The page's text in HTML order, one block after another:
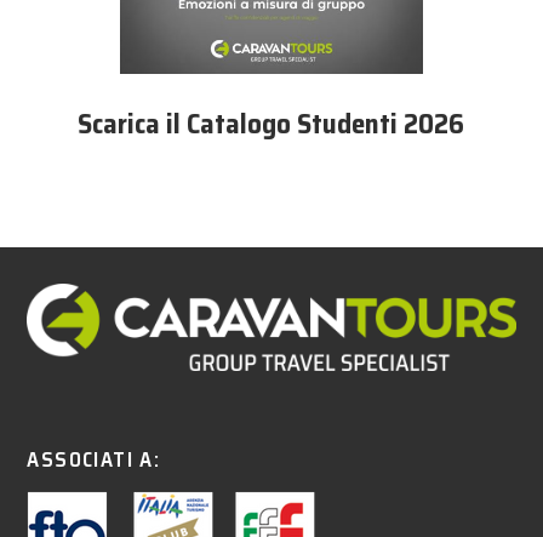
Scarica il Catalogo Studenti 2026
ASSOCIATI A: